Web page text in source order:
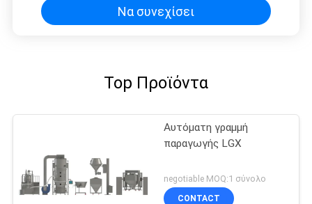
Να συνεχίσει
Top Προϊόντα
Αυτόματη γραμμή
παραγωγής LGX
negotiable MOQ:1 σύνολο
CONTACT